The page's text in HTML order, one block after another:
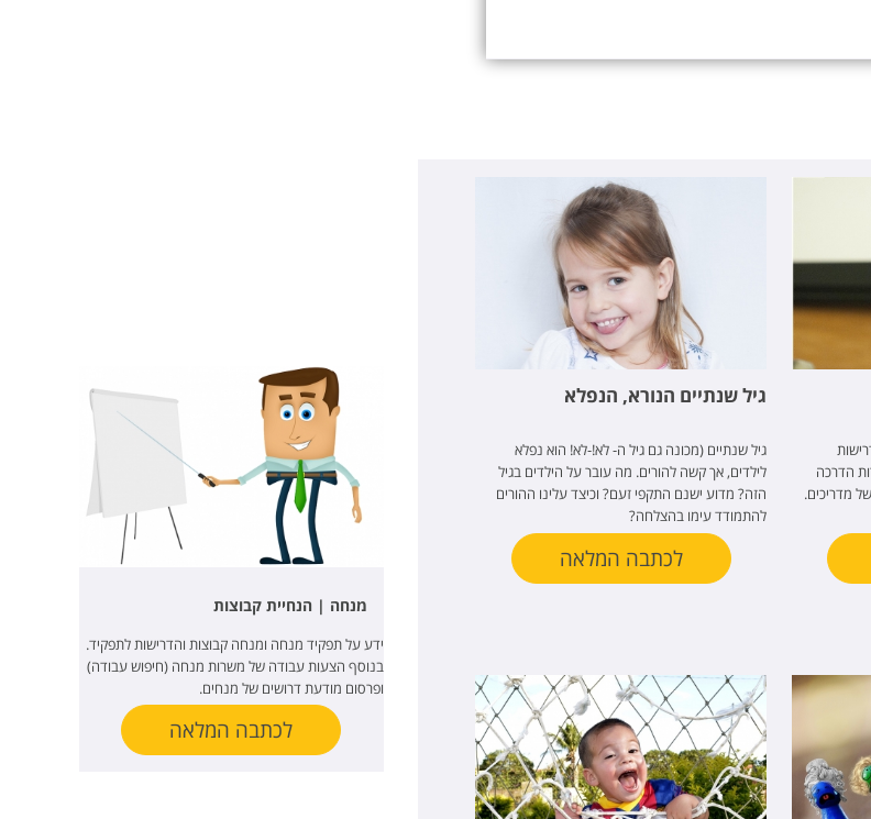
הדרכה
מדריכים.
גיל שנתיים הנורא, הנפלא
גיל שנתיים (מכונה גם גיל ה- לא!-לא! הוא נפלא
לילדים, אך קשה להורים. מה עובר על הילדים בגיל
הזה? מדוע ישנם התקפי זעם? וכיצד עלינו ההורים
להתמודד עימו בהצלחה?
לכתבה המלאה
מנחה | הנחיית קבוצות
ידע על תפקיד מנחה ומנחה קבוצות והדרישות לתפקיד.
בנוסף הצעות עבודה של משרות מנחה (חיפוש עבודה)
ופרסום מודעת דרושים של מנחים.
לכתבה המלאה